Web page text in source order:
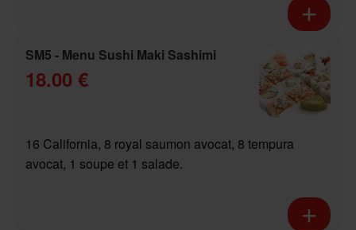
SM5 - Menu Sushi Maki Sashimi
18.00 €
16 California, 8 royal saumon avocat, 8 tempura
avocat, 1 soupe et 1 salade.